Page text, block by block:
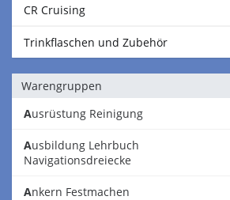
CR Cruising
Trinkflaschen und Zubehör
Warengruppen
Ausrüstung Reinigung
Ausbildung Lehrbuch
Navigationsdreiecke
Ankern Festmachen